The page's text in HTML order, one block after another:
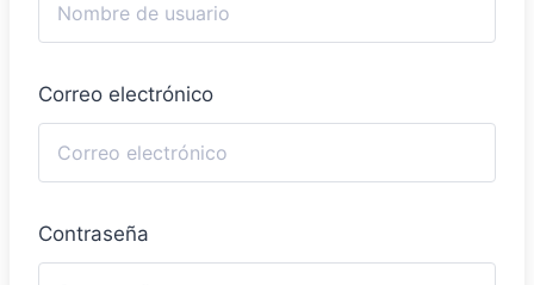
Correo electrónico
Contraseña